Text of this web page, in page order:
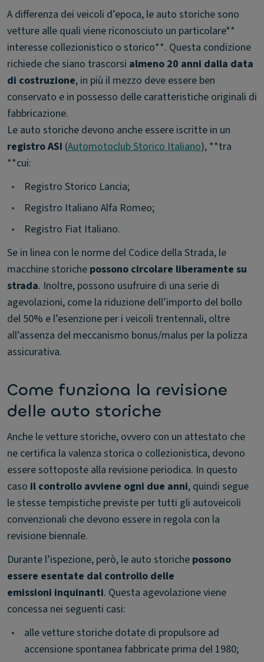
A differenza dei veicoli d’epoca, le auto storiche sono
vetture alle quali viene riconosciuto un particolare**
interesse collezionistico o storico**. Questa condizione
richiede che siano trascorsi almeno 20 anni dalla data
di costruzione, in più il mezzo deve essere ben
conservato e in possesso delle caratteristiche originali di
fabbricazione.
Le auto storiche devono anche essere iscritte in un
registro ASI (Automotoclub Storico Italiano), **tra
**cui:
•
Registro Storico Lancia;
•
Registro Italiano Alfa Romeo;
•
Registro Fiat Italiano.
Se in linea con le norme del Codice della Strada, le
macchine storiche possono circolare liberamente su
strada. Inoltre, possono usufruire di una serie di
agevolazioni, come la riduzione dell’importo del bollo
del 50% e l’esenzione per i veicoli trentennali, oltre
all’assenza del meccanismo bonus/malus per la polizza
assicurativa.
Come funziona la revisione
delle auto storiche
Anche le vetture storiche, ovvero con un attestato che
ne certifica la valenza storica o collezionistica, devono
essere sottoposte alla revisione periodica. In questo
caso il controllo avviene ogni due anni, quindi segue
le stesse tempistiche previste per tutti gli autoveicoli
convenzionali che devono essere in regola con la
revisione biennale.
Durante l’ispezione, però, le auto storiche possono
essere esentate dal controllo delle
emissioni inquinanti. Questa agevolazione viene
concessa nei seguenti casi:
•
alle vetture storiche dotate di propulsore ad
accensione spontanea fabbricate prima del 1980;